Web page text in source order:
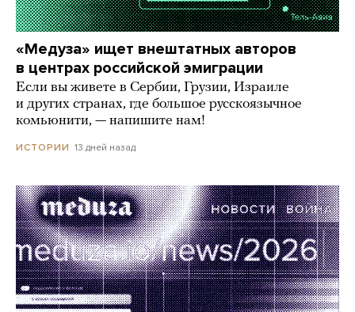
«Медуза» ищет внештатных авторов
в центрах российской эмиграции
Если вы живете в Сербии, Грузии, Израиле
и других странах, где большое русскоязычное
комьюнити, — напишите нам!
ИСТОРИИ 13 дней назад